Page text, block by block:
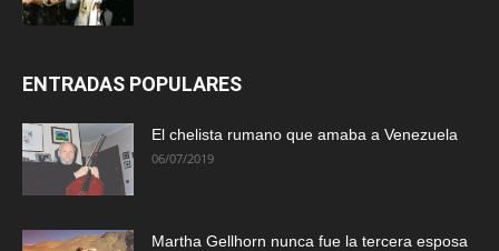
ENTRADAS POPULARES
El chelista rumano que amaba a Venezuela
06/07/2019
Martha Gellhorn nunca fue la tercera esposa